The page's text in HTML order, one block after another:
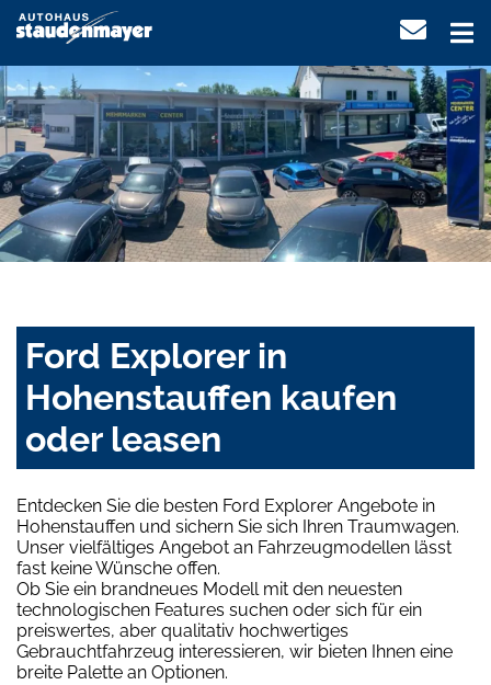
Ford Explorer in
Hohenstauffen kaufen
oder leasen
Entdecken Sie die besten Ford Explorer Angebote in
Hohenstauffen und sichern Sie sich Ihren Traumwagen.
Unser vielfältiges Angebot an Fahrzeugmodellen lässt
fast keine Wünsche offen.
Ob Sie ein brandneues Modell mit den neuesten
technologischen Features suchen oder sich für ein
preiswertes, aber qualitativ hochwertiges
Gebrauchtfahrzeug interessieren, wir bieten Ihnen eine
breite Palette an Optionen.